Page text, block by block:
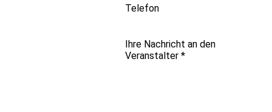
Telefon
Ihre Nachricht an den
Veranstalter *